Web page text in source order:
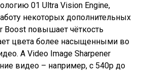
01 Ultra Vision Engine,
некоторых дополнительных
Boost повышает чёткость
цвета более насыщенными во
А Video Image Sharpener
видео – например, с 540p до